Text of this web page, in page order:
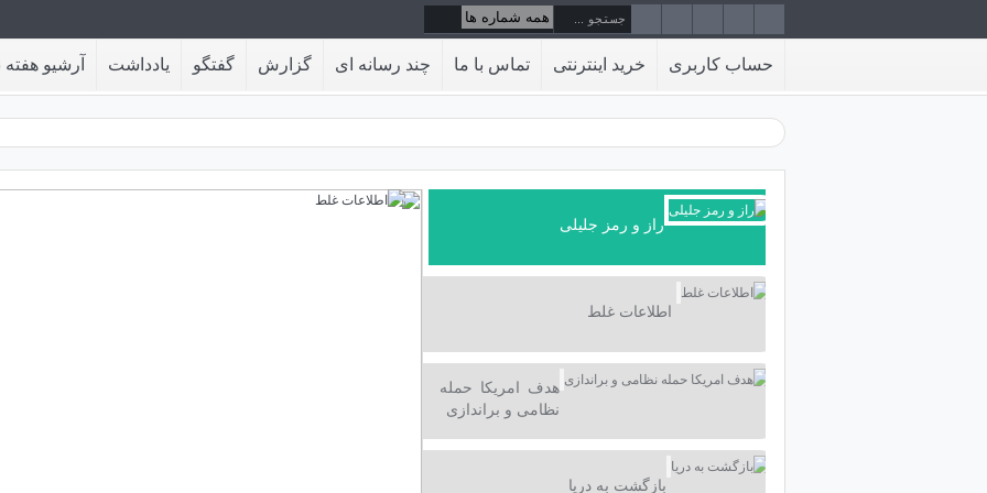
آرشیو هفته یادداشت گفتگو گزارش چند رسانه ای تماس با ما خرید اینترنتی حساب کاربری
راز و رمز جلیلی
اطلاعات غلط
هدف امریکا حمله
نظامی و براندازی
بازگشت به دریا